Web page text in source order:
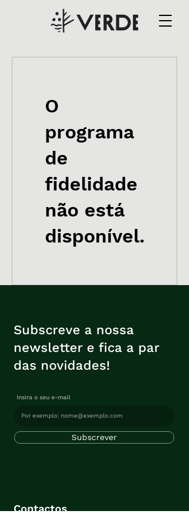
O
programa
de
fidelidade
não está
disponível.
Subscreve a nossa
newsletter e fica a par
das novidades!
Insira o seu e-mail
Subscrever
Contactos